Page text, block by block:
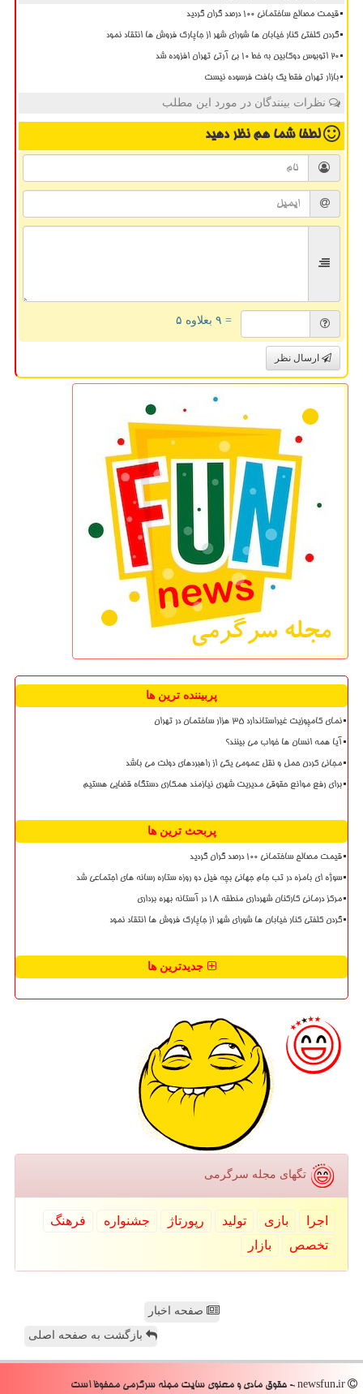
قیمت مصالح ساختمانی ۱۰۰ درصد گران گردید
گردن کلفتی کنار خیابان ها شورای شهر از جاپارک فروش ها انتقاد نمود
20 اتوبوس دوکابین به خط 10 بی آرتی تهران افزوده شد
بازار تهران فقط یک بافت فرسوده نیست
نظرات بینندگان در مورد این مطلب
لطفا شما همنظر دهید
= ۹ بعلاوه ۵
ارسال نظر
پربیننده ترین ها
نمای کامپوزیت غیراستاندارد ۳۵ هزار ساختمان در تهران
آیا همه انسان ها خواب می بینند؟
مجانی کردن حمل و نقل عمومی یکی از راهبردهای دولت می باشد
برای رفع موانع حقوقی مدیریت شهری نیازمند همکاری دستگاه قضایی هستیم
پربحث ترین ها
قیمت مصالح ساختمانی ۱۰۰ درصد گران گردید
سوژه ای بامزه در تب جام جهانی بچه فیل دو روزه ستاره رسانه های اجتماعی شد
مرکز درمانی کارکنان شهرداری منطقه ۱۸ در آستانه بهره برداری
گردن کلفتی کنار خیابان ها شورای شهر از جاپارک فروش ها انتقاد نمود
جدیدترین ها
تگهای مجله سرگرمی
اجرا بازی تولید رپورتاژ جشنواره
فرهنگ
تخصص
بازار
صفحه اخبار
بازگشت به صفحه اصلی